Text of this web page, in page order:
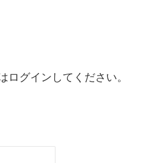
グインしてください。